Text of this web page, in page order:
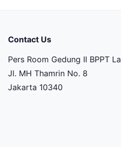
Contact Us
Pers Room Gedung II BPPT
Jl. MH Thamrin No. 8
Jakarta 10340